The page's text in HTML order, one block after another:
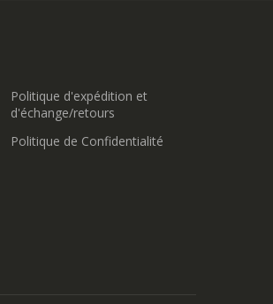
Politique d'expédition et
d'échange/retours
Politique de Confidentialité